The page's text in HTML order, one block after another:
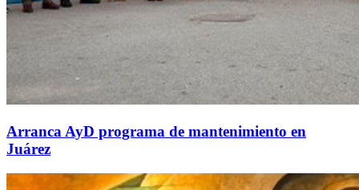
Arranca AyD programa de mantenimiento en
Juárez